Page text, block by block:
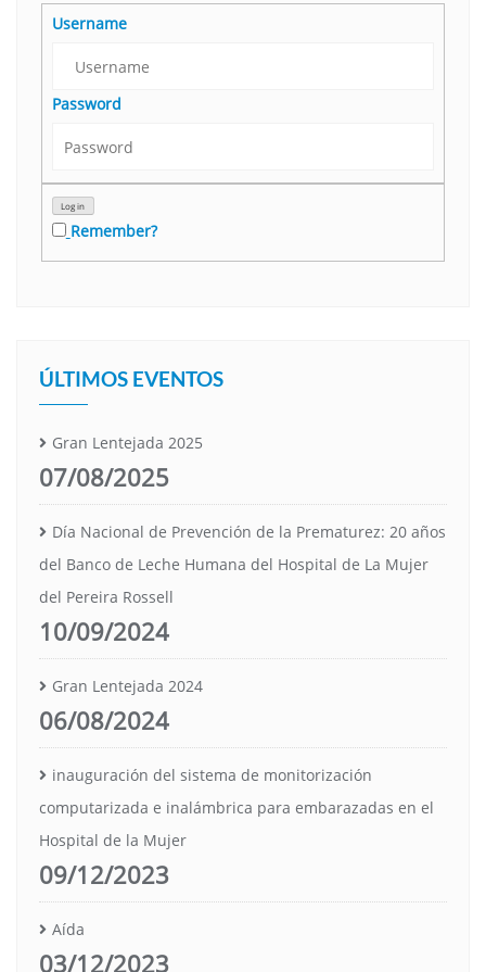
Username
Password
Remember?
ÚLTIMOS EVENTOS
Gran Lentejada 2025
07/08/2025
Día Nacional de Prevención de la Prematurez: 20 años
del Banco de Leche Humana del Hospital de La Mujer
del Pereira Rossell
10/09/2024
Gran Lentejada 2024
06/08/2024
inauguración del sistema de monitorización
computarizada e inalámbrica para embarazadas en el
Hospital de la Mujer
09/12/2023
Aída
03/12/2023